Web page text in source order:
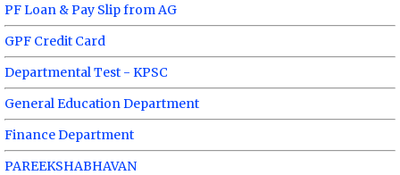
PF Loan & Pay Slip from AG
GPF Credit Card
Departmental Test - KPSC
General Education Department
Finance Department
PAREEKSHABHAVAN